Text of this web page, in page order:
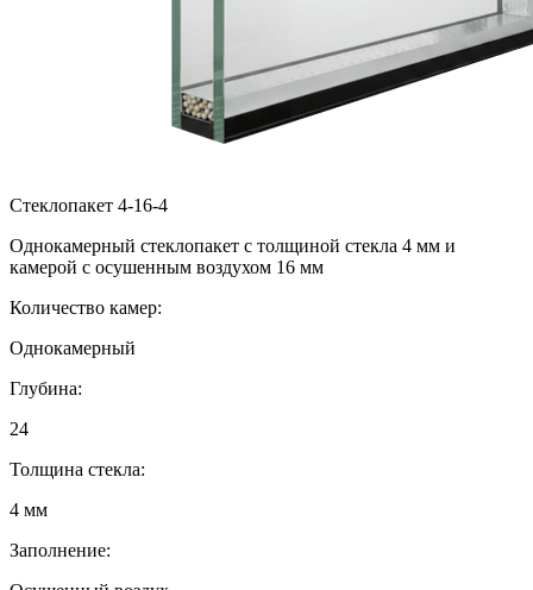
Стеклопакет 4-16-4
Однокамерный стеклопакет с толщиной стекла 4 мм и
камерой с осушенным воздухом 16 мм
Количество камер:
Однокамерный
Глубина:
24
Толщина стекла:
4 мм
Заполнение: